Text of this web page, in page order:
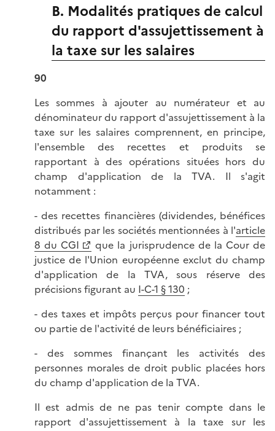
B. Modalités pratiques de calcul
du rapport d'assujettissement à
la taxe sur les salaires
90
Les sommes à ajouter au numérateur et au
dénominateur du rapport d'assujettissement à la
taxe sur les salaires comprennent, en principe,
l'ensemble des recettes et produits se
rapportant à des opérations situées hors du
champ d'application de la TVA. Il s'agit
notamment :
- des recettes financières (dividendes, bénéfices
distribués par les sociétés mentionnées à l'article
8 du CGI
que la jurisprudence de la Cour de
justice de l'Union européenne exclut du champ
d'application de la TVA, sous réserve des
précisions figurant au I-C-1 § 130 ;
- des taxes et impôts perçus pour financer tout
ou partie de l'activité de leurs bénéficiaires ;
- des sommes finançant les activités des
personnes morales de droit public placées hors
du champ d'application de la TVA.
Il est admis de ne pas tenir compte dans le
rapport d'assujettissement à la taxe sur les